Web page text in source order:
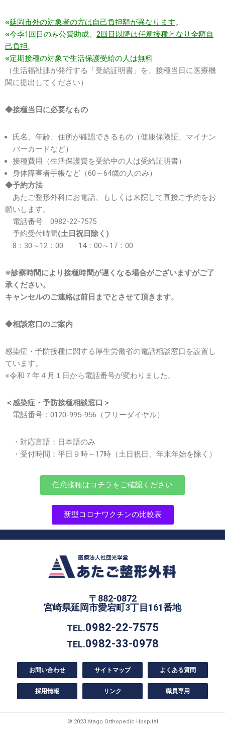
※延岡市外の対象者の方は自己負担額が異なります。
※今季1回目のみ公費助成、 2回目以降は任意接種となり全額自
己負担。
※定期接種の対象で生活保護受給の人は無料
（生活福祉課が発行する「受給証明書」を、接種当日に医療機
関に提出してください）
◆接種当日に必要なもの
氏名、年齢、住所が確認できるもの（健康保険証、マイナン
バーカードなど）
接種費用（生活保護費を受給中の人は受給証明書）
身体障害者手帳など（60～64歳の人のみ）
◆予約方法
あたご整形外科にお電話、もしくは来院して直接ご予約をお
願いします。
電話番号 0982-22-7575
予約受付時間(土日祝日除く)
8：30～12：00 14：00～17：00
※診察時間により接種時間が遅くなる場合がございますがご了
承ください。
キャンセルのご連絡は前日までとさせて頂きます。
◆相談窓口のご案内
感染症・予防接種に関する厚生労働省の電話相談窓口を設置し
ています。
※令和７年４月１日から電話番号が変わりました。
＜感染症・予防接種相談窓口＞
電話番号：0120-995-956（フリーダイヤル）
・対応言語：日本語のみ
・受付時間：平日９時～17時（土日祝日、年末年始を除く）
任意接種はコチラをご確認ください
新型コロナワクチンの比較表
〒882-0872
宮崎県延岡市愛宕町3丁目161番地
TEL.0982-22-7575
TEL.0982-33-0978
お問い合わせ サイトマップ よくある質問
採用情報 リンク 職員専用
© 2023 Atago Orthopedic Hospital